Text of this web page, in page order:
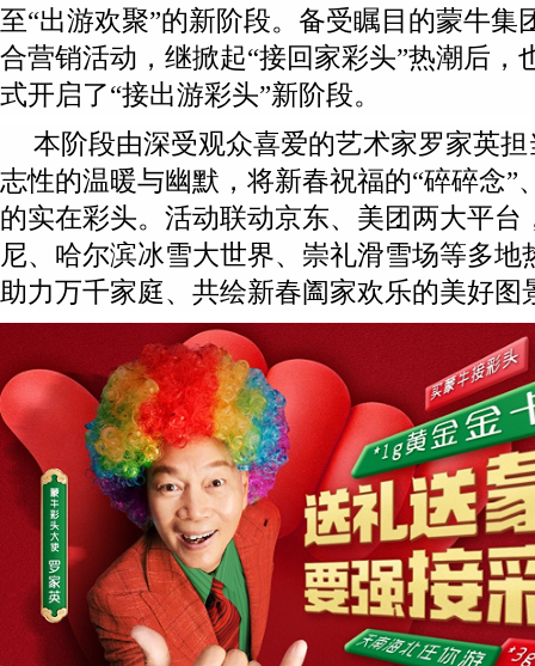
至“出游欢聚”的新阶段。备受瞩目的蒙牛集
合营销活动，继掀起“接回家彩头”热潮后，
式开启了“接出游彩头”新阶段。
本阶段由深受观众喜爱的艺术家罗家英
志性的温暖与幽默，将新春祝福的“碎碎念”
的实在彩头。活动联动京东、美团两大平台
尼、哈尔滨冰雪大世界、崇礼滑雪场等多地
助力万千家庭、共绘新春阖家欢乐的美好图